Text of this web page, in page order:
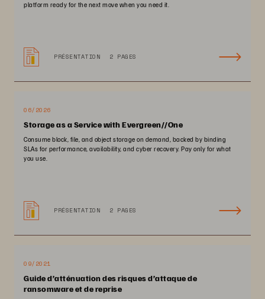
platform ready for the next move when you need it.
PRÉSENTATION 2 PAGES
06/2026
Storage as a Service with Evergreen//One
Consume block, file, and object storage on demand, backed by binding
SLAs for performance, availability, and cyber recovery. Pay only for what
you use.
PRÉSENTATION 2 PAGES
09/2021
Guide d’atténuation des risques d’attaque de
ransomware et de reprise